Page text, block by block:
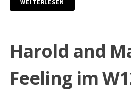
WEITERLESEN
Harold and
Feeling im